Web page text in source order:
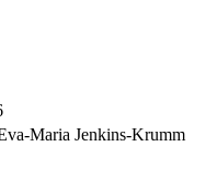
Maria Jenkins-Krumm